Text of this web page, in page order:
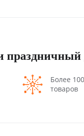
праздничный
Более
товаров